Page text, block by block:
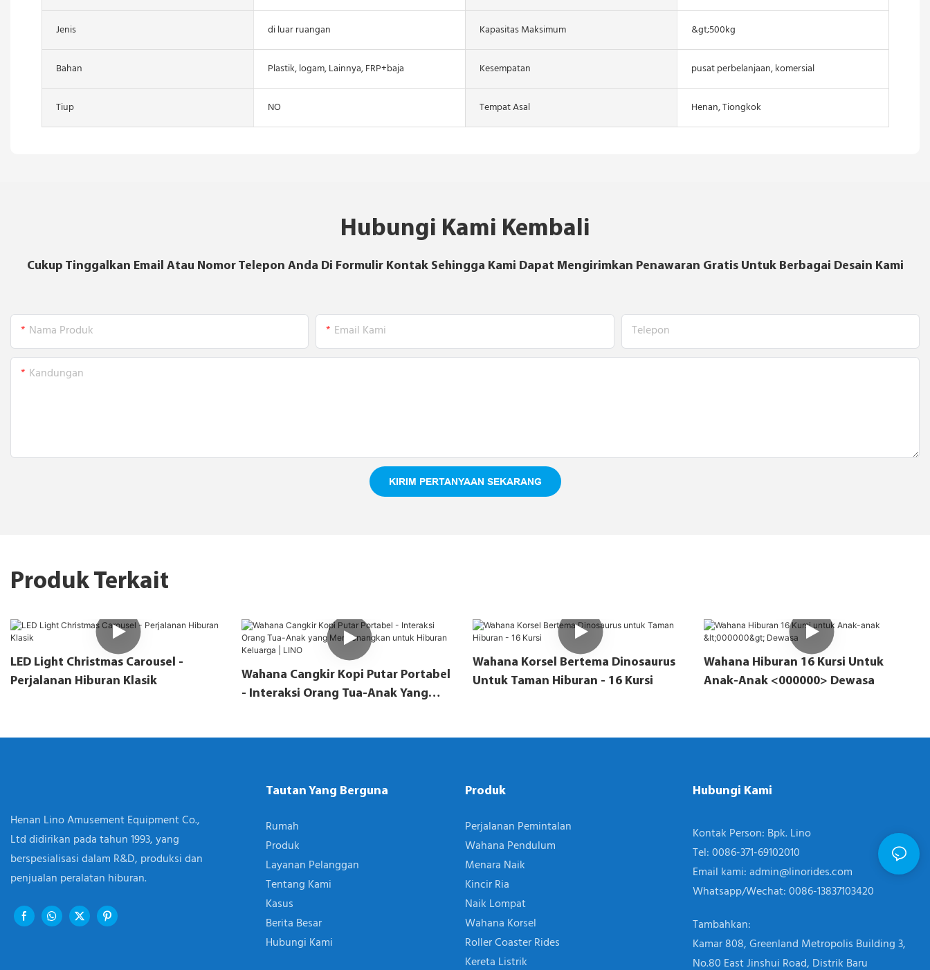
Jenis di luar ruangan Kapasitas Maksimum &gt;500kg
Bahan Plastik, logam, Lainnya, FRP+baja Kesempatan pusat perbelanjaan, komersial
Tiup NO Tempat Asal Henan, Tiongkok
Hubungi Kami Kembali
Cukup Tinggalkan Email Atau Nomor Telepon Anda Di Formulir Kontak Sehingga Kami Dapat Mengirimkan Penawaran Gratis Untuk Berbagai Desain Kami
Nama Produk Email Kami Telepon
Kandungan
KIRIM PERTANYAAN SEKARANG
Produk Terkait
LED Light Christmas Carousel -
Perjalanan Hiburan Klasik
Wahana Cangkir Kopi Putar Portabel
- Interaksi Orang Tua-Anak Yang
Wahana Korsel Bertema Dinosaurus
Untuk Taman Hiburan - 16 Kursi
Wahana Hiburan 16 Kursi Untuk
Anak-Anak <000000> Dewasa
Henan Lino Amusement Equipment Co.,
Ltd didirikan pada tahun 1993, yang
berspesialisasi dalam R&D, produksi dan
penjualan peralatan hiburan.
Tautan Yang Berguna
Rumah
Produk
Layanan Pelanggan
Tentang Kami
Kasus
Berita Besar
Hubungi Kami
Produk
Perjalanan Pemintalan
Wahana Pendulum
Menara Naik
Kincir Ria
Naik Lompat
Wahana Korsel
Roller Coaster Rides
Kereta Listrik
Hubungi Kami
Kontak Person: Bpk. Lino
Tel: 0086-371-69102010
Email kami:admin@linorides.com
Whatsapp/Wechat: 0086-13837103420
Tambahkan:
Kamar 808, Greenland Metropolis Building 3,
No.80 East Jinshui Road, Distrik Baru